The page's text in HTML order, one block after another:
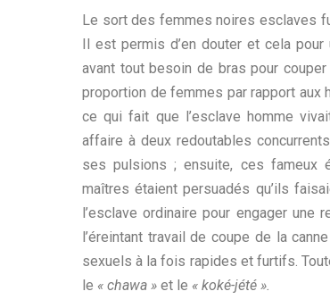
Le sort des femmes noires esclaves
Il est permis d’en douter et cela pour
avant tout besoin de bras pour
proportion de femmes par rapport aux
ce qui fait que l’esclave homme
affaire à deux redoutables
ses pulsions ; ensuite, ces fameux
maîtres étaient persuadés qu’ils
l’esclave ordinaire pour engager une
l’éreintant travail de coupe de la
sexuels à la fois rapides et furtifs.
le « chawa » et le « koké-jété ».